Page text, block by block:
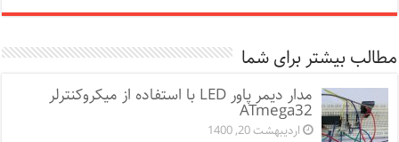
مطالب بیشتر برای شما
مدار دیمر پاور LED با استفاده از میکروکنترلر
ATmega32
اردیبهشت 20, 1400